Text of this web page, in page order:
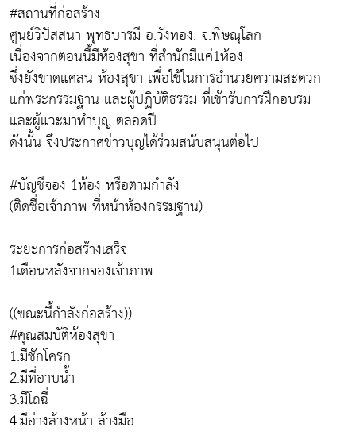
#สถานที่ก่อสร้าง
ศูนย์วิปัสสนา พุทธบารมี อ.วังทอง. จ.พิษณุโลก
เนื่องจากตอนนี้มีห้องสุขา ที่สำนักมีแค่1ห้อง
ซึ่งยังขาดแคลน ห้องสุขา เพื่อใช้ในการอำนวยความสะดวก
แก่พระกรรมฐาน และผู้ปฏิบัติธรรม ที่เข้ารับการฝึกอบรม
และผู้แวะมาทำบุญ ตลอดปี
ดังนั้น จึงประกาศข่าวบุญได้ร่วมสนับสนุนต่อไป
#บัญชีจอง 1ห้อง หรือตามกำลัง
(ติดชื่อเจ้าภาพ ที่หน้าห้องกรรมฐาน)
ระยะการก่อสร้างเสร็จ
1เดือนหลังจากจองเจ้าภาพ
((ขณะนี้กำลังก่อสร้าง))
#คุณสมบัติห้องสุขา
1.มีชักโครก
2.มีที่อาบน้ำ
3.มีโถฉี่
4.มีอ่างล้างหน้า ล้างมือ